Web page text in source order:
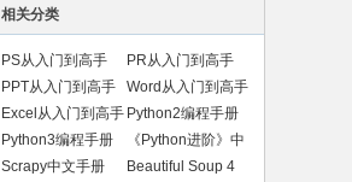
相关分类
PS从入门到高手
PR从入门到高手
PPT从入门到高手
Word从入门到高手
Excel从入门到高手 Python2编程手册
Python3编程手册
《Python进阶》中
文版
Scrapy中文手册
Beautiful Soup 4